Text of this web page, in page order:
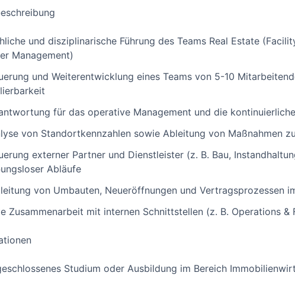
und disziplinarische Führung des Teams Real Estate
Management)
und Weiterentwicklung eines Teams von 5-10
für das operative Management und die
von Standortkennzahlen sowie Ableitung von Maßnahmen
externer Partner und Dienstleister (z. B. Bau,
Abläufe
von Umbauten, Neueröffnungen und Vertragsprozessen
Zusammenarbeit mit internen Schnittstellen (z. B. Operations &
Studium oder Ausbildung im Bereich